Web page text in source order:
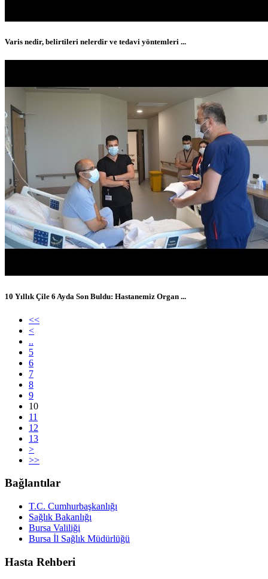
Varis nedir, belirtileri nelerdir ve tedavi yöntemleri ...
10 Yıllık Çile 6 Ayda Son Buldu: Hastanemiz Organ ...
<<
<
..
5
6
7
8
9
10
11
12
13
>
>>
Bağlantılar
T.C. Cumhurbaşkanlığı
Sağlık Bakanlığı
Bursa Valiliği
Bursa İl Sağlık Müdürlüğü
Hasta Rehberi